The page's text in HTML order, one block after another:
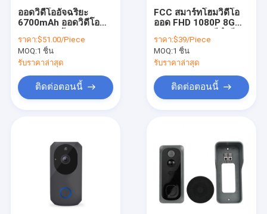
ออดวิดีโออัจฉริยะ
6700mAh ออดวิดีโอ
Vision
ราคา:$51.00/Piece
MOQ:1 ชิ้น
รับราคาล่าสุด
ติดต่อตอนนี้
FCC สมาร์ทโฮมวิดีโอ
ออด FHD 1080P 8G
ขาว
ราคา:$39/Piece
MOQ:1 ชิ้น
รับราคาล่าสุด
ติดต่อตอนนี้